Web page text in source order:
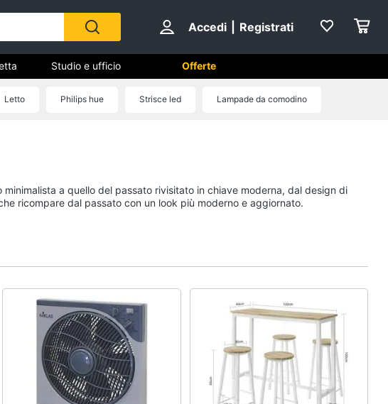
Accedi Registrati
matrimoniale
Letti a castello
Mobili bagno
Divani
Divano letto
Comodini
Studio e ufficio Offerte
Letto Philips hue Strisce led Lampade da comodino
a quello del passato rivisitato in chiave moderna, dal design di
ricompare dal passato con un look più moderno e aggiornato.